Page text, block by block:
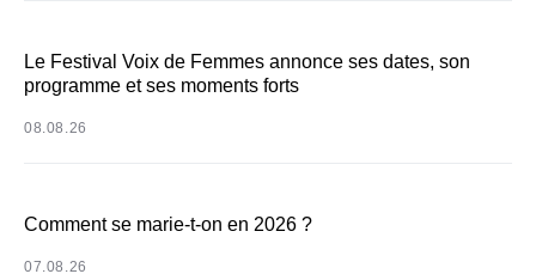
Le Festival Voix de Femmes annonce ses dates, son
programme et ses moments forts
08.08.26
Comment se marie-t-on en 2026 ?
07.08.26